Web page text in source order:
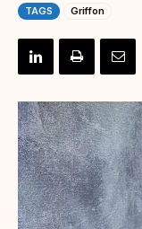
TAGS Griffon